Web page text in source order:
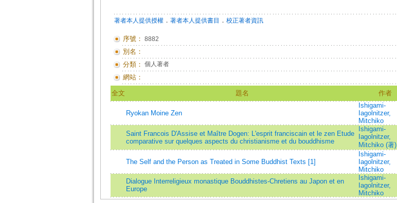
著者本人提供授權． 著者本人提供書目 ． 校正著者資訊
序號： 8882
別名：
分類： 個人著者
網站：
全文 題名 作者
Ryokan Moine Zen
Ishigami-
Iagolnitzer,
Mitchiko
Saint Francois D'Assise et Maître Dogen: L'esprit franciscain et le zen Etude
comparative sur quelques aspects du christianisme et du bouddhisme
Ishigami-
Iagolnitzer,
Mitchiko (著)
The Self and the Person as Treated in Some Buddhist Texts [1]
Ishigami-
Iagolnitzer,
Mitchiko
Dialogue Interreligieux monastique Bouddhistes-Chretiens au Japon et en
Europe
Ishigami-
Iagolnitzer,
Mitchiko